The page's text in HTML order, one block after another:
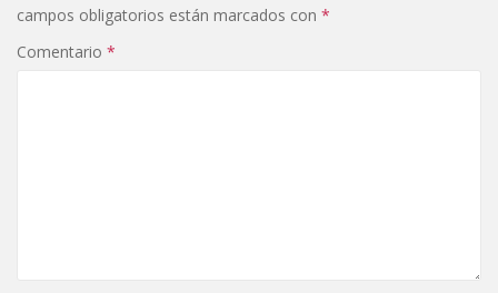
campos obligatorios están marcados con *
Comentario *